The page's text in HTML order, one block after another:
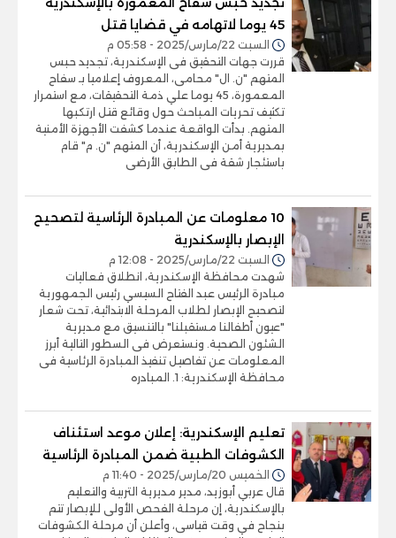
45 يوما لاتهامه في قضايا قتل
السبت 22/مارس/2025 - 05:58 م
قررت جهات التحقيق فى الإسكندرية، تجديد حبس
المتهم "ن. ال" محامى، المعروف إعلاميا بـ سفاح
المعمورة، 45 يوما علي ذمة التحقيقات، مع استمرار
تكثيف تحريات المباحث حول وقائع قتل ارتكبها
المتهم. بدأت الواقعة عندما كشفت الأجهزة الأمنية
بمديرية أمن الإسكندرية، أن المتهم "ن. م" قام
باستئجار شقة فى الطابق الأرضى
10 معلومات عن المبادرة الرئاسية لتصحيح
الإبصار بالإسكندرية
السبت 22/مارس/2025 - 12:08 م
شهدت محافظة الإسكندرية، انطلاق فعاليات
مبادرة الرئيس عبد الفتاح السيسي رئيس الجمهورية
لتصحيح الإبصار لطلاب المرحلة الابتدائية، تحت شعار
"عيون أطفالنا مستقبلنا" بالتنسيق مع مديرية
الشئون الصحية. ونستعرض فى السطور التالية أبرز
المعلومات عن تفاصيل تنفيذ المبادرة الرئاسية فى
محافظة الإسكندرية: 1. المبادره
تعليم الإسكندرية: إعلان موعد استئناف
الكشوفات الطبية ضمن المبادرة الرئاسية
الخميس 20/مارس/2025 - 11:40 م
قال عربي أبوزيد، مدير مديرية التربية والتعليم
بالإسكندرية، إن مرحلة الفحص الأولى للإبصار تتم
بنجاح في وقت قياسى، وأعلن أن مرحلة الكشوفات